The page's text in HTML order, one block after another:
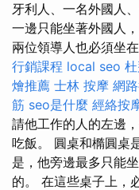
牙利人、一名外國人
一邊只能坐著外國人
兩位領導人也必須坐
行銷課程 local seo
燴推薦 士林 按摩 網
筋 seo是什麼 經絡按
請他工作的人的左邊
吃飯。 圓桌和橢圓桌
是，他旁邊最多只能
的。 在這些桌子上，